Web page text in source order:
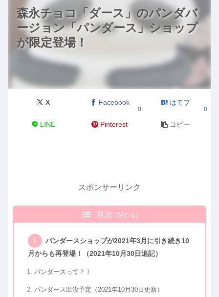
森永チョコ「ダース」のパンダバ
ージョン「パンダース」ショップ
が限定登場！
X Facebook
0
はてブ
0
LINE Pinterest コピー
スポンサーリンク
目次
パンダースショップが2021年3月に引き続き10
月からも再登場！（2021年10月30日追記）
パンダースって？！
パンダース出没予定（2021年10月30日更新）